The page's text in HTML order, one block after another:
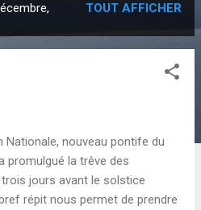
TOUT AFFICHER
Nationale, nouveau pontife du
promulgué la trêve des
jours avant le solstice
répit nous permet de prendre